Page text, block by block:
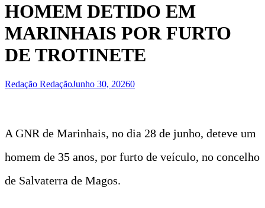
HOMEM DETIDO EM
MARINHAIS POR FURTO
DE TROTINETE
Redação RedaçãoJunho 30, 20260
A GNR de Marinhais, no dia 28 de junho, deteve um
homem de 35 anos, por furto de veículo, no concelho
de Salvaterra de Magos.